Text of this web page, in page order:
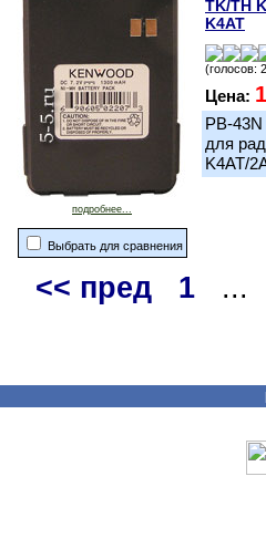
подробнее...
Выбрать для сравнения
TK/TH
K4AT
(голосов:
Цена:
PB-
для
K4AT/
<< пред 1...